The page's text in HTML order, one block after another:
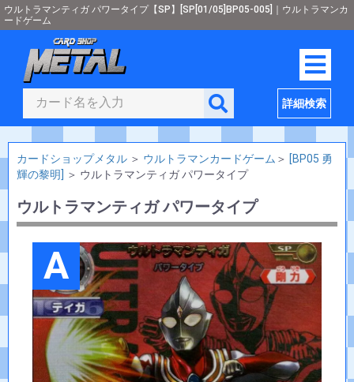
ウルトラマンティガ パワータイプ【SP】[SP[01/05]BP05-005]｜ウルトラマンカ
ードゲーム
詳細検索
カードショップメタル ＞ ウルトラマンカードゲーム ＞ [BP05 勇
輝の黎明]
＞ ウルトラマンティガ パワータイプ
ウルトラマンティガ パワータイプ
A